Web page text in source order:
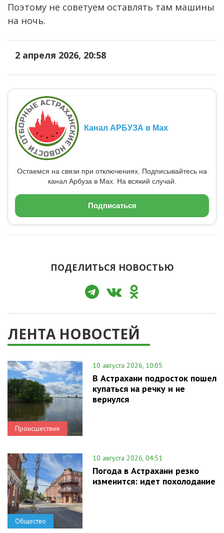
Поэтому не советуем оставлять там машины
на ночь.
2 апреля 2026, 20:58
Канал АРБУЗА в Max
Остаемся на связи при отключениях. Подписывайтесь на
канал Арбуза в Max. На всякий случай.
Подписаться
ПОДЕЛИТЬСЯ НОВОСТЬЮ
ЛЕНТА НОВОСТЕЙ
Происшествия
10 августа 2026, 10:05
В Астрахани подросток пошел
купаться на речку и не
вернулся
Общество
10 августа 2026, 04:51
Погода в Астрахани резко
изменится: идет похолодание